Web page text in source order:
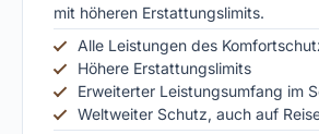
mit höheren Erstattungslimits.
Alle Leistungen des
Höhere Erstattungslimits
Erweiterter Leistungsumfang im
Weltweiter Schutz, auch auf